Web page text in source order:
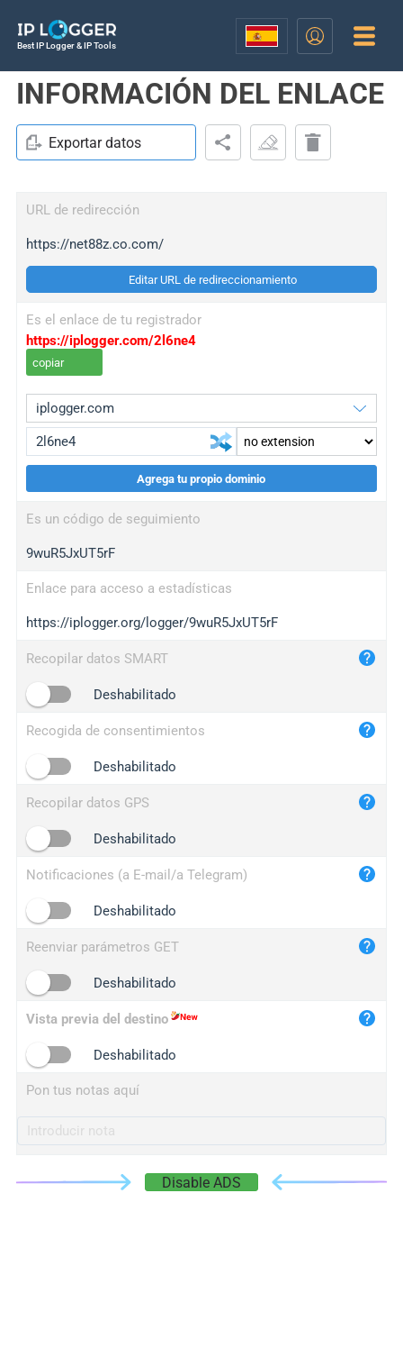
Best IP Logger & IP Tools
INFORMACIÓN DEL ENLACE
Exportar datos
URL de redirección
https://net88z.co.com/
Editar URL de redireccionamiento
Es el enlace de tu registrador
https://iplogger.com/2l6ne4
copiar
wl.gl
ed.tc
iplogger.com
maper.info
2no.co
yip.su
iplogger.info
Agrega tu propio dominio
Es un código de seguimiento
9wuR5JxUT5rF
Enlace para acceso a estadísticas
https://iplogger.org/logger/9wuR5JxUT5rF
Recopilar datos SMART
Deshabilitado
Recogida de consentimientos
Deshabilitado
Recopilar datos GPS
Deshabilitado
Notificaciones (a E-mail/a Telegram)
Deshabilitado
Reenviar parámetros GET
Deshabilitado
Vista previa del destino
Deshabilitado
Pon tus notas aquí
Disable ADS